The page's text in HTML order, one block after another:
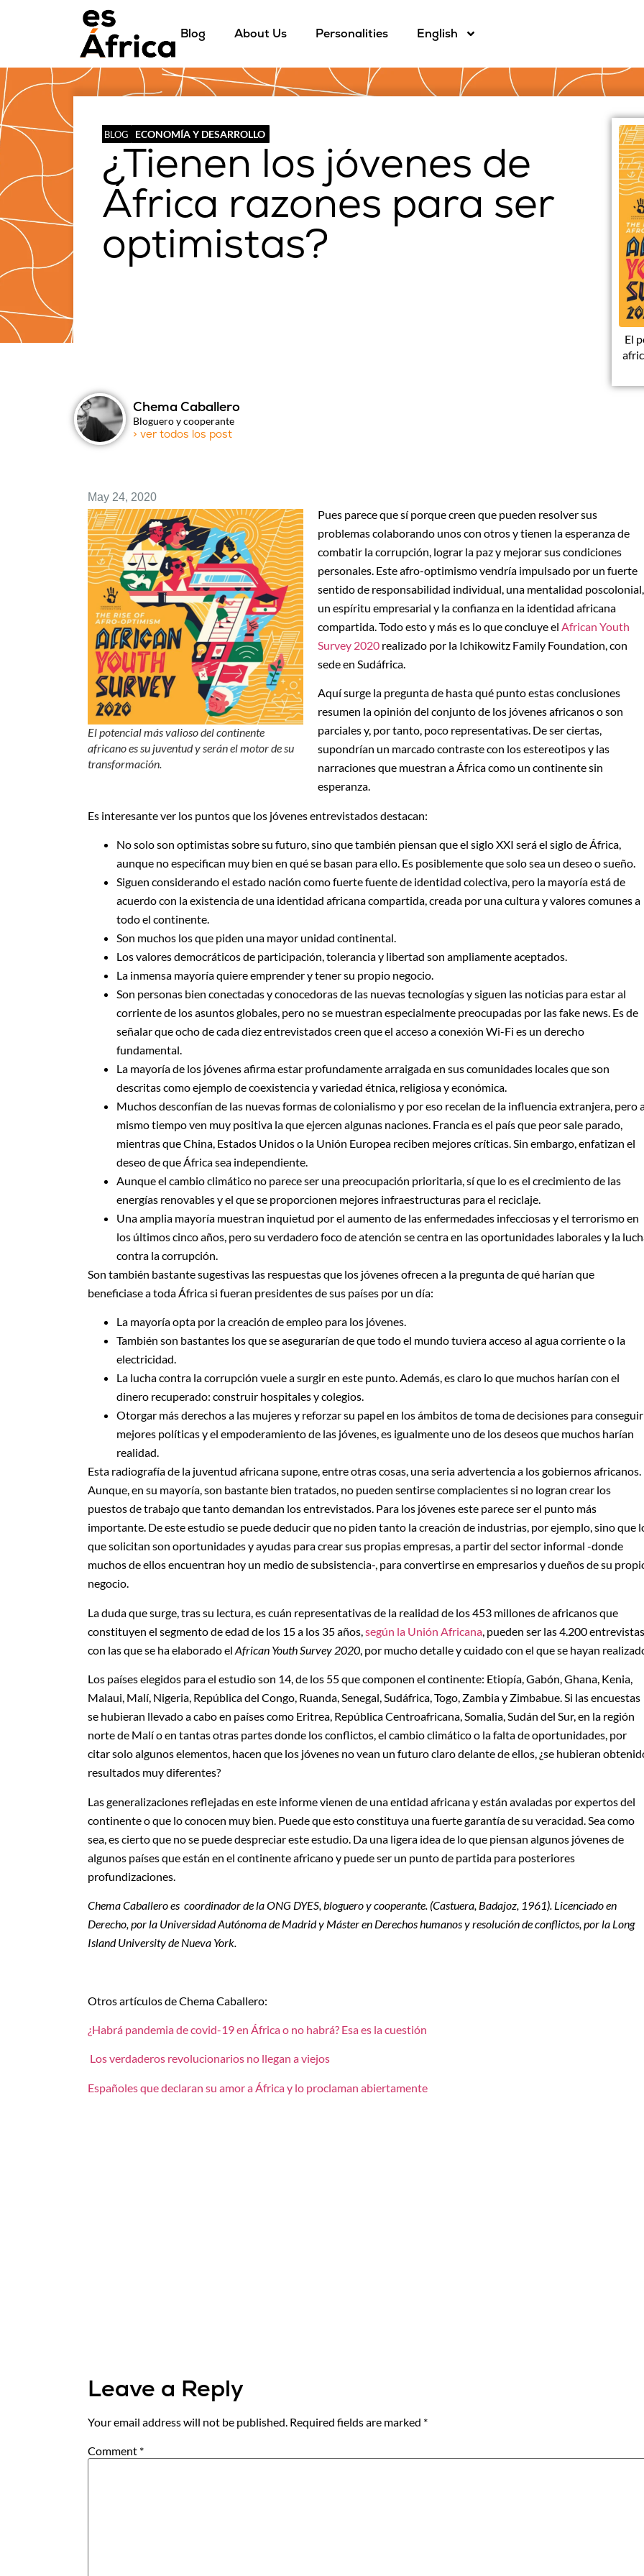
Blog About Us Personalities English
BLOG ECONOMÍA Y DESARROLLO
¿Tienen los jóvenes de
África razones para ser
optimistas?
El
Chema Caballero
Bloguero y cooperante
> ver todos los post
May 24, 2020
El potencial más valioso del continente
africano es su juventud y serán el motor de su
transformación.
Pues parece que sí porque creen que pueden resolver sus
problemas colaborando unos con otros y tienen la esperanza de
combatir la corrupción, lograr la paz y mejorar sus condiciones
personales. Este afro-optimismo vendría impulsado por un fuerte
sentido de responsabilidad individual, una mentalidad poscolonial,
un espíritu empresarial y la confianza en la identidad africana
compartida. Todo esto y más es lo que concluye el African Youth
Survey 2020 realizado por la Ichikowitz Family Foundation, con
sede en Sudáfrica.
Aquí surge la pregunta de hasta qué punto estas conclusiones
resumen la opinión del conjunto de los jóvenes africanos o son
parciales y, por tanto, poco representativas. De ser ciertas,
supondrían un marcado contraste con los estereotipos y las
narraciones que muestran a África como un continente sin
esperanza.
Es interesante ver los puntos que los jóvenes entrevistados destacan:
No solo son optimistas sobre su futuro, sino que también piensan que el siglo XXI será el siglo de África,
aunque no especifican muy bien en qué se basan para ello. Es posiblemente que solo sea un deseo o sueño.
Siguen considerando el estado nación como fuerte fuente de identidad colectiva, pero la mayoría está de
acuerdo con la existencia de una identidad africana compartida, creada por una cultura y valores comunes a
todo el continente.
Son muchos los que piden una mayor unidad continental.
Los valores democráticos de participación, tolerancia y libertad son ampliamente aceptados.
La inmensa mayoría quiere emprender y tener su propio negocio.
Son personas bien conectadas y conocedoras de las nuevas tecnologías y siguen las noticias para estar al
corriente de los asuntos globales, pero no se muestran especialmente preocupadas por las fake news. Es de
señalar que ocho de cada diez entrevistados creen que el acceso a conexión Wi-Fi es un derecho
fundamental.
La mayoría de los jóvenes afirma estar profundamente arraigada en sus comunidades locales que son
descritas como ejemplo de coexistencia y variedad étnica, religiosa y económica.
Muchos desconfían de las nuevas formas de colonialismo y por eso recelan de la influencia extranjera, pero
mismo tiempo ven muy positiva la que ejercen algunas naciones. Francia es el país que peor sale parado,
mientras que China, Estados Unidos o la Unión Europea reciben mejores críticas. Sin embargo, enfatizan el
deseo de que África sea independiente.
Aunque el cambio climático no parece ser una preocupación prioritaria, sí que lo es el crecimiento de las
energías renovables y el que se proporcionen mejores infraestructuras para el reciclaje.
Una amplia mayoría muestran inquietud por el aumento de las enfermedades infecciosas y el terrorismo en
los últimos cinco años, pero su verdadero foco de atención se centra en las oportunidades laborales y la
contra la corrupción.
Son también bastante sugestivas las respuestas que los jóvenes ofrecen a la pregunta de qué harían que
beneficiase a toda África si fueran presidentes de sus países por un día:
La mayoría opta por la creación de empleo para los jóvenes.
También son bastantes los que se asegurarían de que todo el mundo tuviera acceso al agua corriente o la
electricidad.
La lucha contra la corrupción vuele a surgir en este punto. Además, es claro lo que muchos harían con el
dinero recuperado: construir hospitales y colegios.
Otorgar más derechos a las mujeres y reforzar su papel en los ámbitos de toma de decisiones para conseguir
mejores políticas y el empoderamiento de las jóvenes, es igualmente uno de los deseos que muchos harían
realidad.
Esta radiografía de la juventud africana supone, entre otras cosas, una seria advertencia a los gobiernos africanos.
Aunque, en su mayoría, son bastante bien tratados, no pueden sentirse complacientes si no logran crear los
puestos de trabajo que tanto demandan los entrevistados. Para los jóvenes este parece ser el punto más
importante. De este estudio se puede deducir que no piden tanto la creación de industrias, por ejemplo, sino que
que solicitan son oportunidades y ayudas para crear sus propias empresas, a partir del sector informal -donde
muchos de ellos encuentran hoy un medio de subsistencia-, para convertirse en empresarios y dueños de su
negocio.
La duda que surge, tras su lectura, es cuán representativas de la realidad de los 453 millones de africanos que
constituyen el segmento de edad de los 15 a los 35 años, según la Unión Africana , pueden ser las 4.200 entrevistas
con las que se ha elaborado el African Youth Survey 2020 , por mucho detalle y cuidado con el que se hayan
Los países elegidos para el estudio son 14, de los 55 que componen el continente: Etiopía, Gabón, Ghana, Kenia,
Malaui, Malí, Nigeria, República del Congo, Ruanda, Senegal, Sudáfrica, Togo, Zambia y Zimbabue. Si las encuestas
se hubieran llevado a cabo en países como Eritrea, República Centroafricana, Somalia, Sudán del Sur, en la región
norte de Malí o en tantas otras partes donde los conflictos, el cambio climático o la falta de oportunidades, por
citar solo algunos elementos, hacen que los jóvenes no vean un futuro claro delante de ellos, ¿se hubieran
resultados muy diferentes?
Las generalizaciones reflejadas en este informe vienen de una entidad africana y están avaladas por expertos del
continente o que lo conocen muy bien. Puede que esto constituya una fuerte garantía de su veracidad. Sea como
sea, es cierto que no se puede despreciar este estudio. Da una ligera idea de lo que piensan algunos jóvenes de
algunos países que están en el continente africano y puede ser un punto de partida para posteriores
profundizaciones.
Chema Caballero es coordinador de la ONG DYES, bloguero y cooperante. (Castuera, Badajoz, 1961). Licenciado en
Derecho, por la Universidad Autónoma de Madrid y Máster en Derechos humanos y resolución de conflictos, por la Long
Island University de Nueva York.
Otros artículos de Chema Caballero:
¿Habrá pandemia de covid-19 en África o no habrá? Esa es la cuestión
Los verdaderos revolucionarios no llegan a viejos
Españoles que declaran su amor a África y lo proclaman abiertamente
Leave a Reply
Your email address will not be published. Required fields are marked *
Comment *